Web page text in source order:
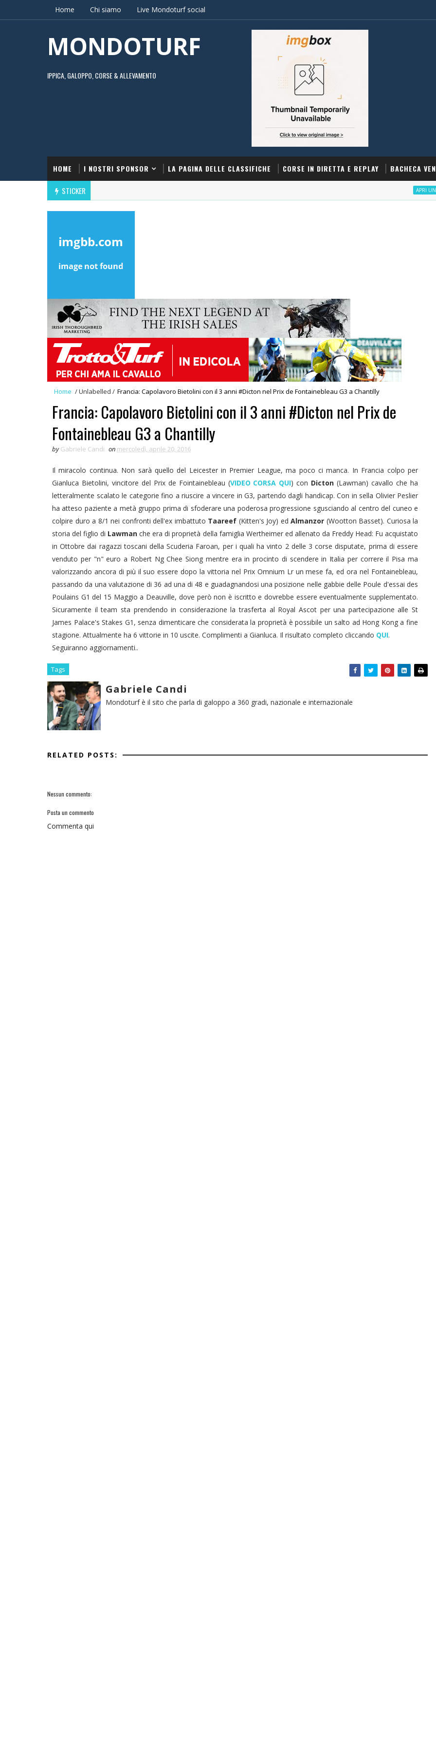
Home Chi siamo Live Mondoturf social
MONDOTURF
IPPICA, GALOPPO, CORSE & ALLEVAMENTO
HOME I NOSTRI SPONSOR LA PAGINA DELLE CLASSIFICHE CORSE IN DIRETTA E REPLAY BACHECA
STICKER APRI UN
Home /Unlabelled / Francia: Capolavoro Bietolini con il 3 anni #Dicton nel Prix de Fontainebleau G3 a Chantilly
Francia: Capolavoro Bietolini con il 3 anni #Dicton nel Prix de
Fontainebleau G3 a Chantilly
by Gabriele Candi on mercoledì, aprile 20, 2016
Il miracolo continua. Non sarà quello del Leicester in Premier League, ma poco ci manca. In Francia colpo per
Gianluca Bietolini, vincitore del Prix de Fointainebleau (VIDEO CORSA QUI) con Dicton (Lawman) cavallo che ha
letteralmente scalato le categorie fino a riuscire a vincere in G3, partendo dagli handicap. Con in sella Olivier Peslier
ha atteso paziente a metà gruppo prima di sfoderare una poderosa progressione sgusciando al centro del cuneo e
colpire duro a 8/1 nei confronti dell'ex imbattuto Taareef (Kitten's Joy) ed Almanzor (Wootton Basset). Curiosa la
storia del figlio di Lawman che era di proprietà della famiglia Wertheimer ed allenato da Freddy Head: Fu acquistato
in Ottobre dai ragazzi toscani della Scuderia Faroan, per i quali ha vinto 2 delle 3 corse disputate, prima di essere
venduto per "n" euro a Robert Ng Chee Siong mentre era in procinto di scendere in Italia per correre il Pisa ma
valorizzando ancora di più il suo essere dopo la vittoria nel Prix Omnium Lr un mese fa, ed ora nel Fontainebleau,
passando da una valutazione di 36 ad una di 48 e guadagnandosi una posizione nelle gabbie delle Poule d'essai des
Poulains G1 del 15 Maggio a Deauville, dove però non è iscritto e dovrebbe essere eventualmente supplementato.
Sicuramente il team sta prendendo in considerazione la trasferta al Royal Ascot per una partecipazione alle St
James Palace's Stakes G1, senza dimenticare che considerata la proprietà è possibile un salto ad Hong Kong a fine
stagione. Attualmente ha 6 vittorie in 10 uscite. Complimenti a Gianluca. Il risultato completo cliccando QUI.
Seguiranno aggiornamenti..
Tags
Gabriele Candi
Mondoturf è il sito che parla di galoppo a 360 gradi, nazionale e internazionale
RELATED POSTS:
Nessun commento:
Posta un commento
Commenta qui